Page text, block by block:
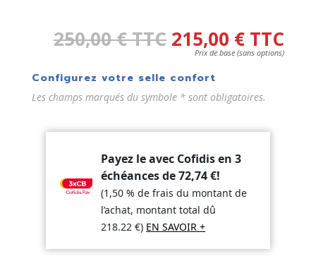
250,00€TTC 215,00 € TTC
Prix de base (sans options)
Configurez votre selle confort
Les champs marqués du symbole * sont obligatoires.
Payez le avec Cofidis en 3
échéances de72,74€!
(1,50 % de frais du montant de
l’achat, montant total dû
218.22€) EN SAVOIR +